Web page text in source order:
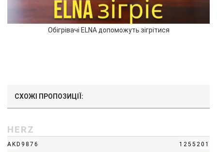
Обігрівачі ELNA допоможуть зігрітися
СХОЖІ ПРОПОЗИЦІЇ:
HERZ
AKD9876 1255201